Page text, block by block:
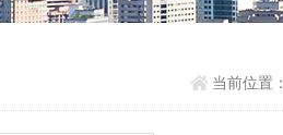
当前位置：